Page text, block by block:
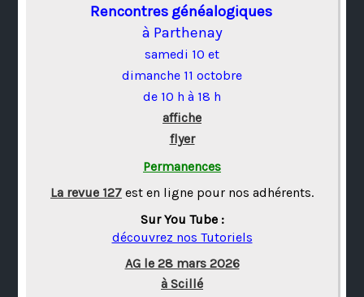
Rencontres généalogiques
à Parthenay
samedi 10 et
dimanche 11 octobre
de 10 h à 18 h
affiche
flyer
Permanences
La revue 127 est en ligne pour nos adhérents.
Sur You Tube :
découvrez nos Tutoriels
AG le 28 mars 2026
à Scillé